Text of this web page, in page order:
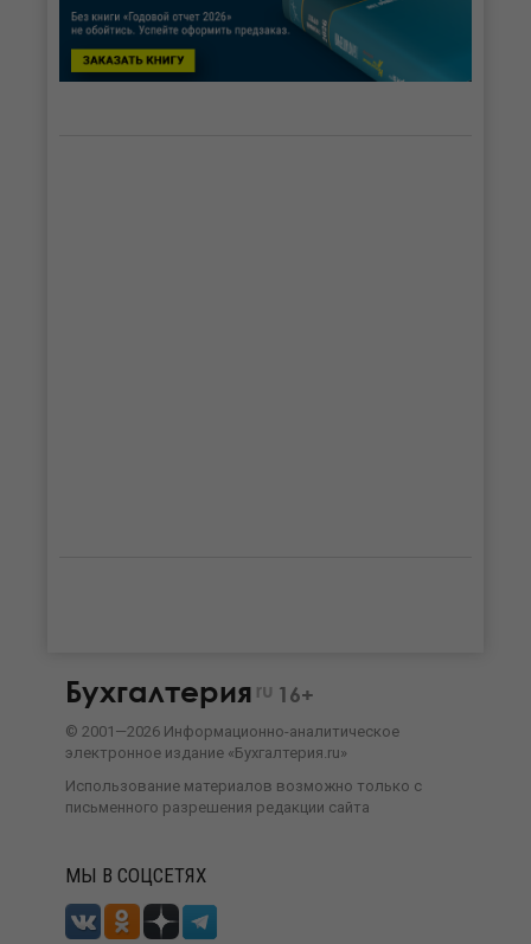
Бухгалтерия ru 16+
© 2001—2026 Информационно-аналитическое
электронное издание «Бухгалтерия.ru»
Использование материалов возможно только с
письменного разрешения редакции сайта
МЫ В СОЦСЕТЯХ